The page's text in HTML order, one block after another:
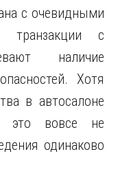
с очевидными
транзакции с
наличие
Хотя
в автосалоне
это вовсе не
одинаково